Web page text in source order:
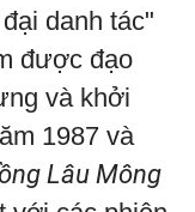
danh tác"
được đạo
và khởi
1987 và
Lâu Mông